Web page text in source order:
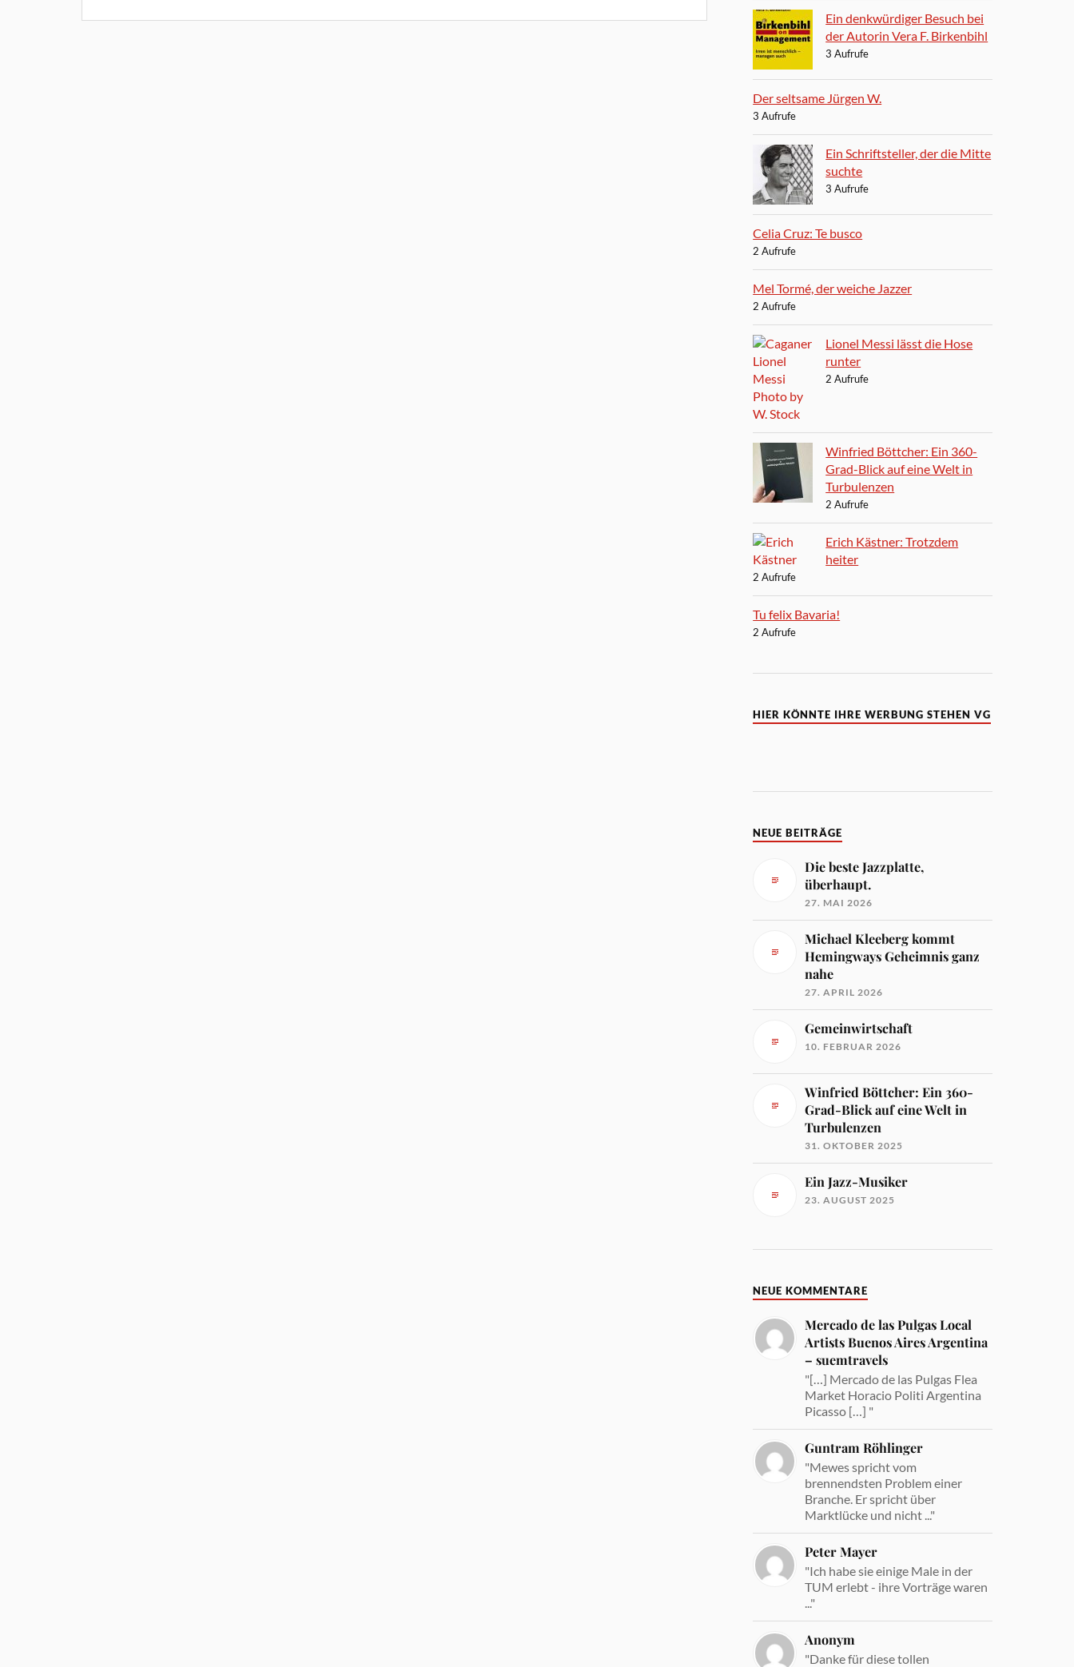
Ein denkwürdiger Besuch bei
der Autorin Vera F. Birkenbihl
3 Aufrufe
Der seltsame Jürgen W.
3 Aufrufe
Ein Schriftsteller, der die Mitte
suchte
3 Aufrufe
Celia Cruz: Te busco
2 Aufrufe
Mel Tormé, der weiche Jazzer
2 Aufrufe
Lionel Messi lässt die Hose
runter
2 Aufrufe
Winfried Böttcher: Ein 360-
Grad-Blick auf eine Welt in
Turbulenzen
2 Aufrufe
Erich Kästner: Trotzdem
heiter
2 Aufrufe
Tu felix Bavaria!
2 Aufrufe
HIER KÖNNTE IHRE WERBUNG STEHEN VG
NEUE BEITRÄGE
Die beste Jazzplatte,
überhaupt.
27. MAI 2026
Michael Kleeberg kommt
Hemingways Geheimnis ganz
nahe
27. APRIL 2026
Gemeinwirtschaft
10. FEBRUAR 2026
Winfried Böttcher: Ein 360-
Grad-Blick auf eine Welt in
Turbulenzen
31. OKTOBER 2025
Ein Jazz-Musiker
23. AUGUST 2025
NEUE KOMMENTARE
Mercado de las Pulgas Local
Artists Buenos Aires Argentina
– suemtravels
"[…] Mercado de las Pulgas Flea
Market Horacio Politi Argentina
Picasso […] "
Guntram Röhlinger
"Mewes spricht vom
brennendsten Problem einer
Branche. Er spricht über
Marktlücke und nicht ..."
Peter Mayer
"Ich habe sie einige Male in der
TUM erlebt - ihre Vorträge waren
..."
Anonym
"Danke für diese tollen